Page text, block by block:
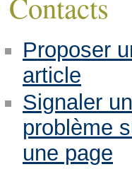
Proposer
article
Signaler un
problème
une page